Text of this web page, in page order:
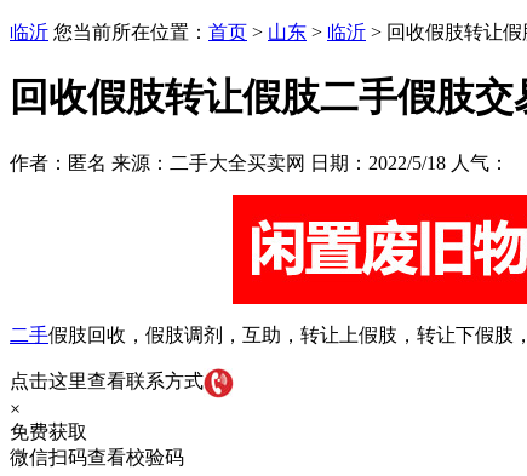
临沂 您当前所在位置： 首页 > 山东 > 临沂 > 回收假肢转让
回收假肢转让假肢二手假肢交
作者：匿名 来源：二手大全买卖网 日期：2022/5/18 人气：
二手假肢回收，假肢调剂，互助，转让上假肢，转让下假肢
点击这里查看联系方式
×
免费获取
微信扫码查看校验码